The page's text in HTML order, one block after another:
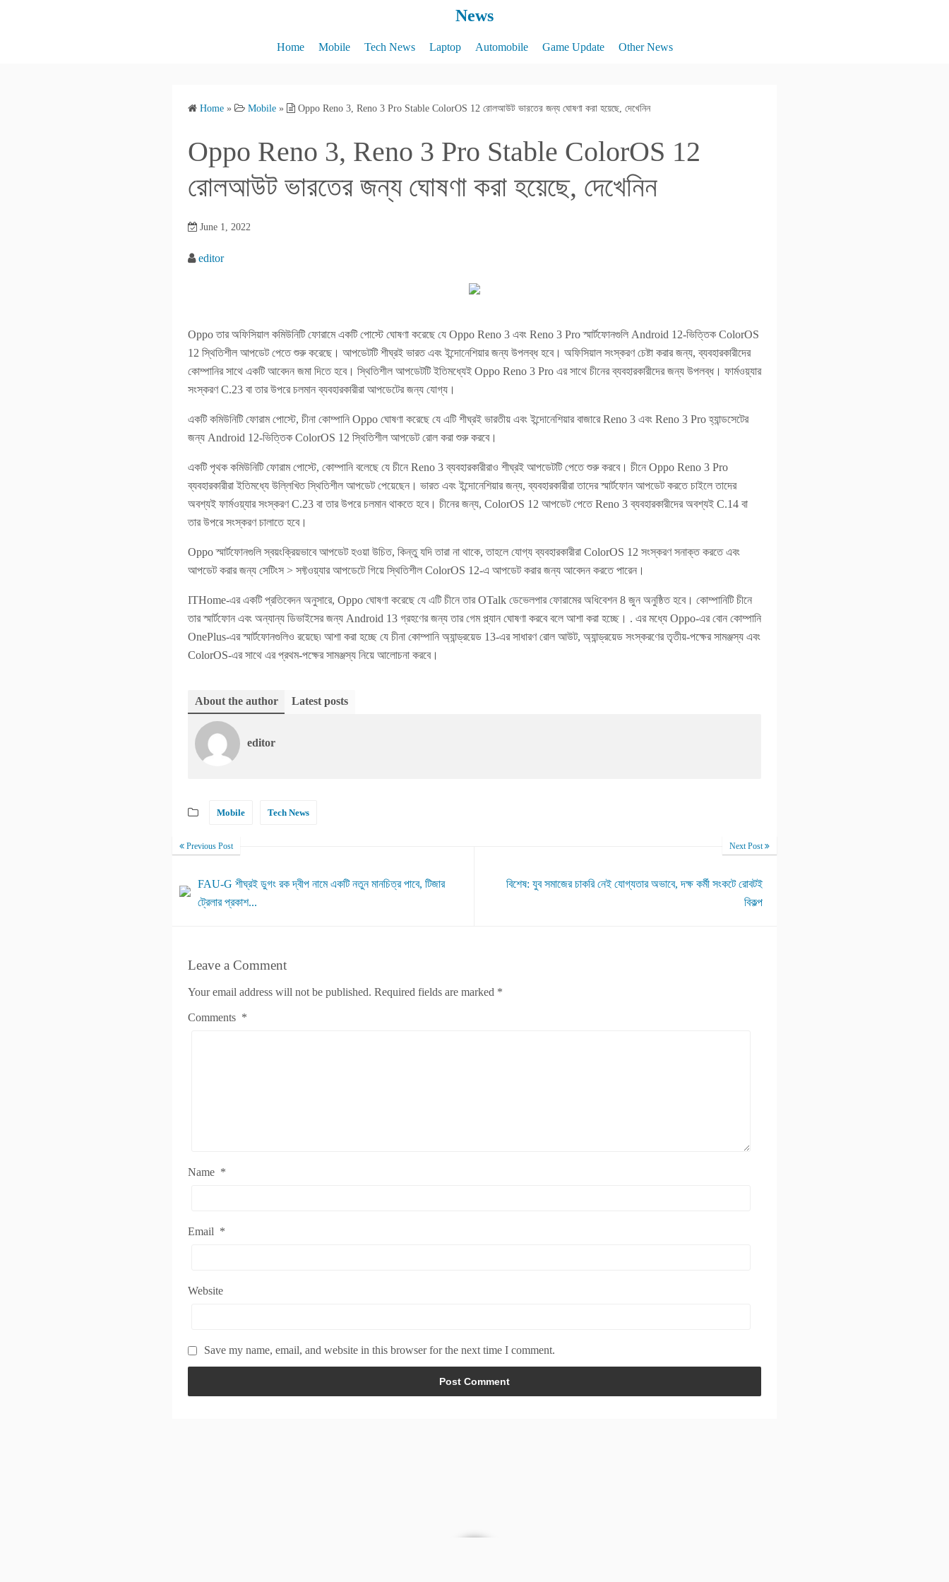
News
Home Mobile Tech News Laptop Automobile Game Update Other News
Home » Mobile » Oppo Reno 3, Reno 3 Pro Stable ColorOS 12 রোলআউট ভারতের জন্য ঘোষণা করা হয়েছে, দেখেনিন
Oppo Reno 3, Reno 3 Pro Stable ColorOS 12
রোলআউট ভারতের জন্য ঘোষণা করা হয়েছে, দেখেনিন
June 1, 2022
editor
Oppo তার অফিসিয়াল কমিউনিটি ফোরামে একটি পোস্টে ঘোষণা করেছে যে Oppo Reno 3 এবং Reno 3 Pro স্মার্টফোনগুলি Android 12-ভিত্তিক ColorOS
12 স্থিতিশীল আপডেট পেতে শুরু করেছে। আপডেটটি শীঘ্রই ভারত এবং ইন্দোনেশিয়ার জন্য উপলব্ধ হবে। অফিসিয়াল সংস্করণ চেষ্টা করার জন্য, ব্যবহারকারীদের
কোম্পানির সাথে একটি আবেদন জমা দিতে হবে। স্থিতিশীল আপডেটটি ইতিমধ্যেই Oppo Reno 3 Pro এর সাথে চীনের ব্যবহারকারীদের জন্য উপলব্ধ। ফার্মওয়্যার
সংস্করণ C.23 বা তার উপরে চলমান ব্যবহারকারীরা আপডেটের জন্য যোগ্য।
একটি কমিউনিটি ফোরাম পোস্টে, চীনা কোম্পানি Oppo ঘোষণা করেছে যে এটি শীঘ্রই ভারতীয় এবং ইন্দোনেশিয়ার বাজারে Reno 3 এবং Reno 3 Pro হ্যান্ডসেটের
জন্য Android 12-ভিত্তিক ColorOS 12 স্থিতিশীল আপডেট রোল করা শুরু করবে।
একটি পৃথক কমিউনিটি ফোরাম পোস্টে, কোম্পানি বলেছে যে চীনে Reno 3 ব্যবহারকারীরাও শীঘ্রই আপডেটটি পেতে শুরু করবে। চীনে Oppo Reno 3 Pro
ব্যবহারকারীরা ইতিমধ্যে উল্লিখিত স্থিতিশীল আপডেট পেয়েছেন। ভারত এবং ইন্দোনেশিয়ার জন্য, ব্যবহারকারীরা তাদের স্মার্টফোন আপডেট করতে চাইলে তাদের
অবশ্যই ফার্মওয়্যার সংস্করণ C.23 বা তার উপরে চলমান থাকতে হবে। চীনের জন্য, ColorOS 12 আপডেট পেতে Reno 3 ব্যবহারকারীদের অবশ্যই C.14 বা
তার উপরে সংস্করণ চালাতে হবে।
Oppo স্মার্টফোনগুলি স্বয়ংক্রিয়ভাবে আপডেট হওয়া উচিত, কিন্তু যদি তারা না থাকে, তাহলে যোগ্য ব্যবহারকারীরা ColorOS 12 সংস্করণ সনাক্ত করতে এবং
আপডেট করার জন্য সেটিংস > সফ্টওয়্যার আপডেটে গিয়ে স্থিতিশীল ColorOS 12-এ আপডেট করার জন্য আবেদন করতে পারেন।
ITHome-এর একটি প্রতিবেদন অনুসারে, Oppo ঘোষণা করেছে যে এটি চীনে তার OTalk ডেভেলপার ফোরামের অধিবেশন 8 জুন অনুষ্ঠিত হবে। কোম্পানিটি চীনে
তার স্মার্টফোন এবং অন্যান্য ডিভাইসের জন্য Android 13 গ্রহণের জন্য তার গেম প্ল্যান ঘোষণা করবে বলে আশা করা হচ্ছে। . এর মধ্যে Oppo-এর বোন কোম্পানি
OnePlus-এর স্মার্টফোনগুলিও রয়েছে৷ আশা করা হচ্ছে যে চীনা কোম্পানি অ্যান্ড্রয়েড 13-এর সাধারণ রোল আউট, অ্যান্ড্রয়েড সংস্করণের তৃতীয়-পক্ষের সামঞ্জস্য এবং
ColorOS-এর সাথে এর প্রথম-পক্ষের সামঞ্জস্য নিয়ে আলোচনা করবে।
About the author Latest posts
editor
Mobile Tech News
Previous Post
FAU-G শীঘ্রই ডুগং রক দ্বীপ নামে একটি নতুন মানচিত্র পাবে, টিজার
ট্রেলার প্রকাশ...
Next Post
বিশেষ: যুব সমাজের চাকরি নেই যোগ্যতার অভাবে, দক্ষ কর্মী সংকটে রোবটই
বিকল্প
Leave a Comment
Your email address will not be published. Required fields are marked *
Comments *
Name *
Email *
Website
Save my name, email, and website in this browser for the next time I comment.